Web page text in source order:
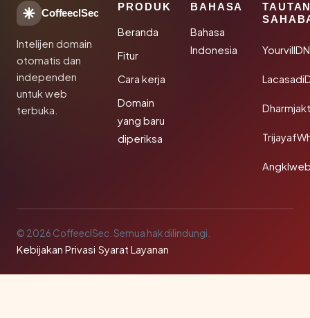
CoffeeclSec
Intelijen domain
otomatis dan
independen
untuk web
terbuka.
PRODUK
Beranda
Fitur
Cara kerja
Domain
yang baru
diperiksa
BAHASA
Bahasa
Indonesia
© 2026 CoffeeclSec. Semua hak dilindungi.
Kebijakan Privasi·Syarat Layanan